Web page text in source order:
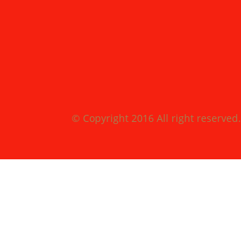
© Copyright 2016 All right reserved.